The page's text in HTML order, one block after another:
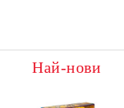
Най-нови